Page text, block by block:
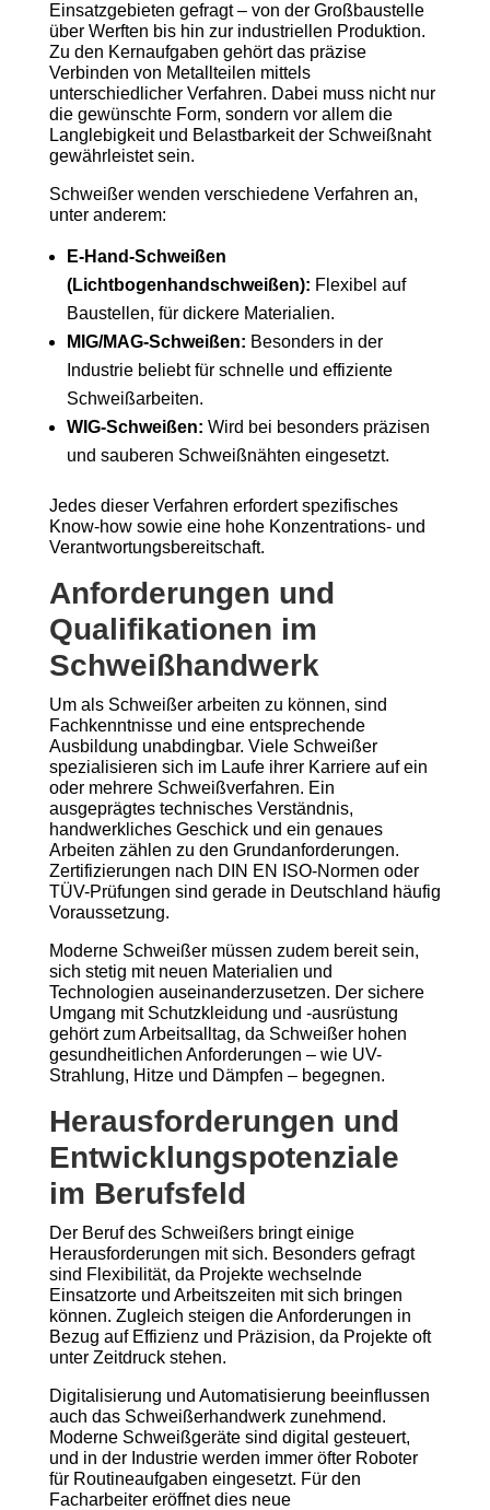
Einsatzgebieten gefragt – von der Großbaustelle
über Werften bis hin zur industriellen Produktion.
Zu den Kernaufgaben gehört das präzise
Verbinden von Metallteilen mittels
unterschiedlicher Verfahren. Dabei muss nicht nur
die gewünschte Form, sondern vor allem die
Langlebigkeit und Belastbarkeit der Schweißnaht
gewährleistet sein.
Schweißer wenden verschiedene Verfahren an,
unter anderem:
E-Hand-Schweißen
(Lichtbogenhandschweißen): Flexibel auf
Baustellen, für dickere Materialien.
MIG/MAG-Schweißen: Besonders in der
Industrie beliebt für schnelle und effiziente
Schweißarbeiten.
WIG-Schweißen: Wird bei besonders präzisen
und sauberen Schweißnähten eingesetzt.
Jedes dieser Verfahren erfordert spezifisches
Know-how sowie eine hohe Konzentrations- und
Verantwortungsbereitschaft.
Anforderungen und
Qualifikationen im
Schweißhandwerk
Um als Schweißer arbeiten zu können, sind
Fachkenntnisse und eine entsprechende
Ausbildung unabdingbar. Viele Schweißer
spezialisieren sich im Laufe ihrer Karriere auf ein
oder mehrere Schweißverfahren. Ein
ausgeprägtes technisches Verständnis,
handwerkliches Geschick und ein genaues
Arbeiten zählen zu den Grundanforderungen.
Zertifizierungen nach DIN EN ISO-Normen oder
TÜV-Prüfungen sind gerade in Deutschland häufig
Voraussetzung.
Moderne Schweißer müssen zudem bereit sein,
sich stetig mit neuen Materialien und
Technologien auseinanderzusetzen. Der sichere
Umgang mit Schutzkleidung und -ausrüstung
gehört zum Arbeitsalltag, da Schweißer hohen
gesundheitlichen Anforderungen – wie UV-
Strahlung, Hitze und Dämpfen – begegnen.
Herausforderungen und
Entwicklungspotenziale
im Berufsfeld
Der Beruf des Schweißers bringt einige
Herausforderungen mit sich. Besonders gefragt
sind Flexibilität, da Projekte wechselnde
Einsatzorte und Arbeitszeiten mit sich bringen
können. Zugleich steigen die Anforderungen in
Bezug auf Effizienz und Präzision, da Projekte oft
unter Zeitdruck stehen.
Digitalisierung und Automatisierung beeinflussen
auch das Schweißerhandwerk zunehmend.
Moderne Schweißgeräte sind digital gesteuert,
und in der Industrie werden immer öfter Roboter
für Routineaufgaben eingesetzt. Für den
Facharbeiter eröffnet dies neue